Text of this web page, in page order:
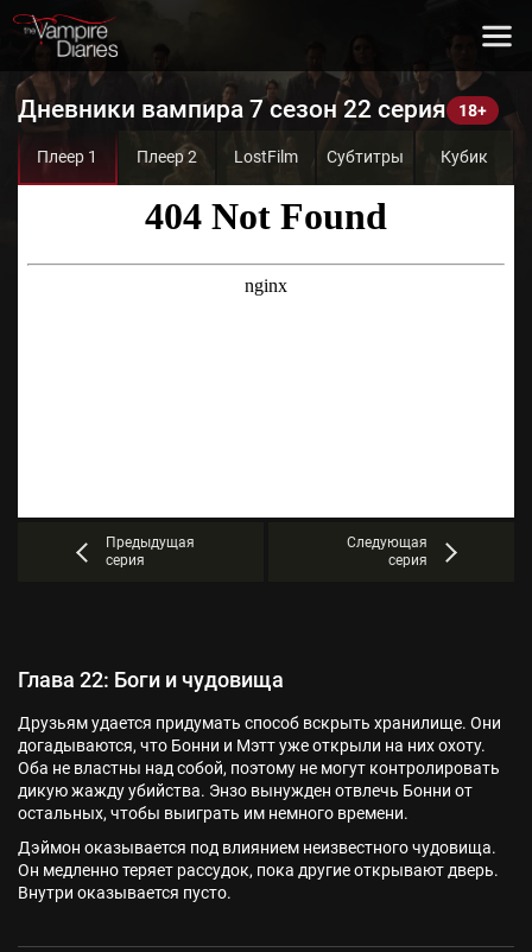
Дневники вампира 7 сезон 22 серия
Плеер 1 Плеер 2 LostFilm Субтитры Кубик
Предыдущая
серия
Следующая
серия
Глава 22: Боги и чудовища
Друзьям удается придумать способ вскрыть хранилище. Они
догадываются, что Бонни и Мэтт уже открыли на них охоту.
Оба не властны над собой, поэтому не могут контролировать
дикую жажду убийства. Энзо вынужден отвлечь Бонни от
остальных, чтобы выиграть им немного времени.
Дэймон оказывается под влиянием неизвестного чудовища.
Он медленно теряет рассудок, пока другие открывают дверь.
Внутри оказывается пусто.